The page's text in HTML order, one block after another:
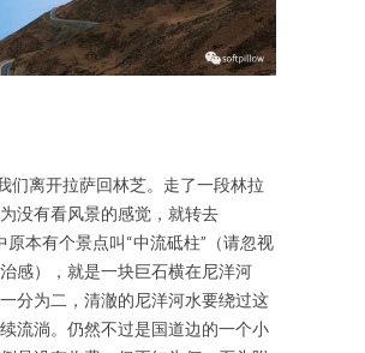
们离开拉萨回林芝。走了一段林拉
没有看风景的感觉，就转去
原本有个景点叫“中流砥柱”（请忽视
感），就是一块巨石横在尼洋河
一分为二，清澈的尼洋河水要绕过这
流淌。仍然不过是国道边的一个小